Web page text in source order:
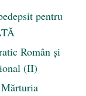
pentru
Român şi
(II)